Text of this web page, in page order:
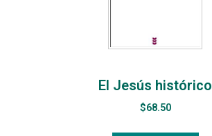
El Jesús histórico
$68.50